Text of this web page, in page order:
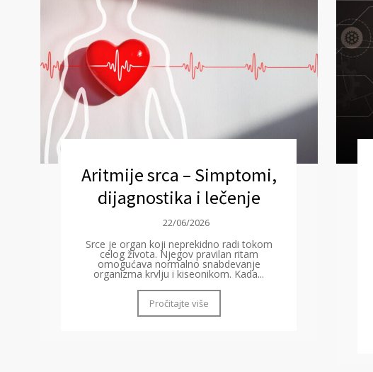
Aritmije srca – Simptomi,
dijagnostika i lečenje
22/06/2026
Srce je organ koji neprekidno radi tokom
celog života. Njegov pravilan ritam
omogućava normalno snabdevanje
organizma krvlju i kiseonikom. Kada...
Pročitajte više